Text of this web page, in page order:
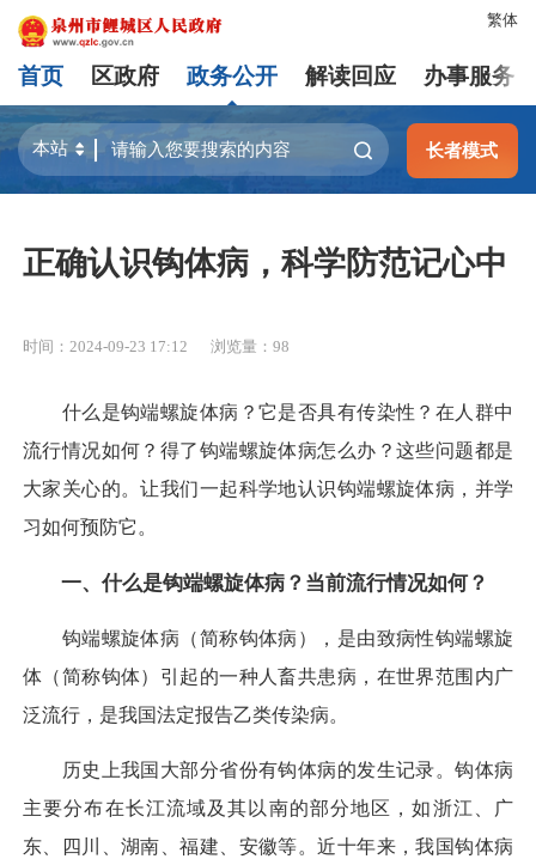
繁体
首页 区政府 政务公开 解读回应 办事服务
长者模式
正确认识钩体病，科学防范记心中
时间：2024-09-23 17:12 浏览量： 98
什么是钩端螺旋体病？它是否具有传染性？在人群中
流行情况如何？得了钩端螺旋体病怎么办？这些问题都是
大家关心的。让我们一起科学地认识钩端螺旋体病，并学
习如何预防它。
一、什么是钩端螺旋体病？当前流行情况如何？
钩端螺旋体病（简称钩体病），是由致病性钩端螺旋
体（简称钩体）引起的一种人畜共患病，在世界范围内广
泛流行，是我国法定报告乙类传染病。
历史上我国大部分省份有钩体病的发生记录。钩体病
主要分布在长江流域及其以南的部分地区，如浙江、广
东、四川、湖南、福建、安徽等。近十年来，我国钩体病